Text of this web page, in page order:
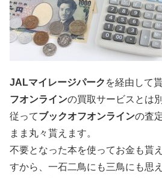
JALマイレージパーク を経由して
フオンラインの買取サービスとは
従ってブックオフオンラインの査
まま丸々貰えます。
不要となった本を使ってお金も貰
すから、一石二鳥にも三鳥にも思え